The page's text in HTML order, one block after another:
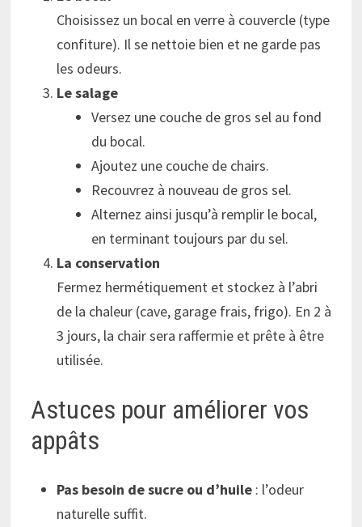
Choisissez un bocal en verre à couvercle (type
confiture). Il se nettoie bien et ne garde pas
les odeurs.
Le salage
Versez une couche de gros sel au fond
du bocal.
Ajoutez une couche de chairs.
Recouvrez à nouveau de gros sel.
Alternez ainsi jusqu’à remplir le bocal,
en terminant toujours par du sel.
La conservation
Fermez hermétiquement et stockez à l’abri
de la chaleur (cave, garage frais, frigo). En 2 à
3 jours, la chair sera raffermie et prête à être
utilisée.
Astuces pour améliorer vos
appâts
Pas besoin de sucre ou d’huile: l’odeur
naturelle suffit.